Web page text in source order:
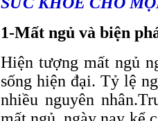
1-Mất ngủ và biện
Hiện tượng mất ngủ
sống hiện đại. Tỷ lệ
nhiều nguyên